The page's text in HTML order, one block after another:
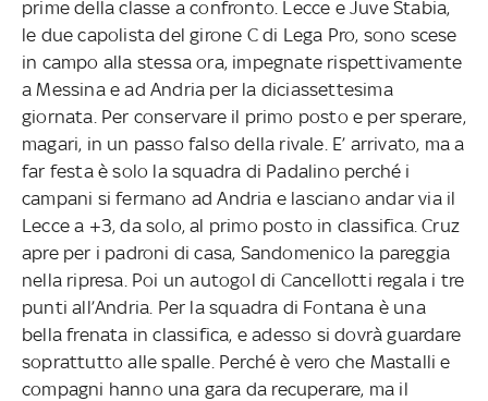
prime della classe a confronto. Lecce e Juve Stabia,
le due capolista del girone C di Lega Pro, sono scese
in campo alla stessa ora, impegnate rispettivamente
a Messina e ad Andria per la diciassettesima
giornata. Per conservare il primo posto e per sperare,
magari, in un passo falso della rivale. E’ arrivato, ma a
far festa è solo la squadra di Padalino perché i
campani si fermano ad Andria e lasciano andar via il
Lecce a +3, da solo, al primo posto in classifica. Cruz
apre per i padroni di casa, Sandomenico la pareggia
nella ripresa. Poi un autogol di Cancellotti regala i tre
punti all’Andria. Per la squadra di Fontana è una
bella frenata in classifica, e adesso si dovrà guardare
soprattutto alle spalle. Perché è vero che Mastalli e
compagni hanno una gara da recuperare, ma il